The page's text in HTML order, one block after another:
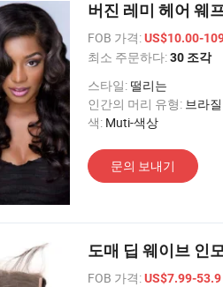
버진 레미 헤어 웨
FOB 가격:US$10.00-
최소 주문하다:30 조각
스타일: 떨리는
인간의 머리 유형: 브라
색: Muti-색상
문의 보내기
도매 딥 웨이브 인
FOB 가격:US$7.99-53.9